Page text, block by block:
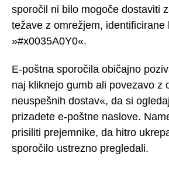
sporočil ni bilo mogoče dostaviti
težave z omrežjem, identificirane
»#x0035A0Y0«.
E-poštna sporočila običajno
naj kliknejo gumb ali povezavo z
neuspešnih dostav«, da si
prizadete e-poštne naslove.
prisiliti prejemnike, da hitro
sporočilo ustrezno pregledali.